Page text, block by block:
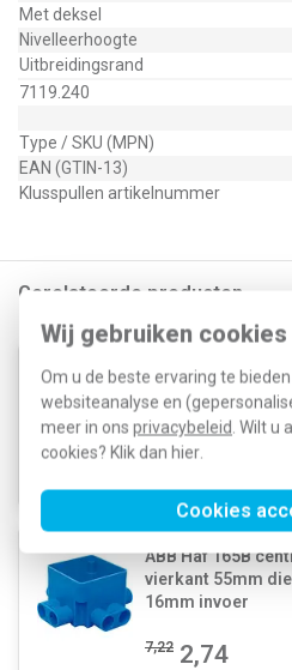
Wij gebruiken cookies
Om u de beste ervaring te
websiteanalyse en
meer in ons privacybeleid. Wilt u
cookies? Klik dan hier.
Cookies
Met deksel
Nivelleerhoogte
Uitbreidingsrand
7119.240
Type / SKU (MPN)
EAN (GTIN-13)
Klusspullen artikelnummer
Gerelateerde producten
ABB Haf 165A
vierkant 55mm
tuit 8x 16mm
7,22
ABB Haf 165B
vierkant 55mm
16mm invoer
7,22 2,74